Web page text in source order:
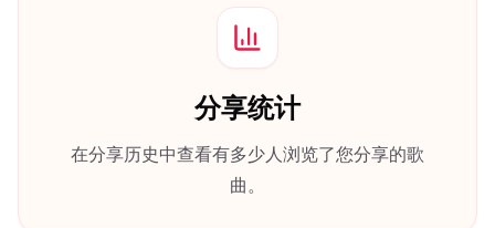
分享统计
在分享历史中查看有多少人浏览了您分享的歌
曲。